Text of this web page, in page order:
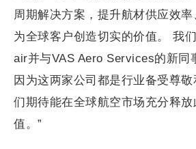
周期解决方案，提升航材供应效率
为全球客户创造切实的价值。 我
air并与VAS Aero Services的新同
因为这两家公司都是行业备受尊
们期待能在全球航空市场充分释放
值。”